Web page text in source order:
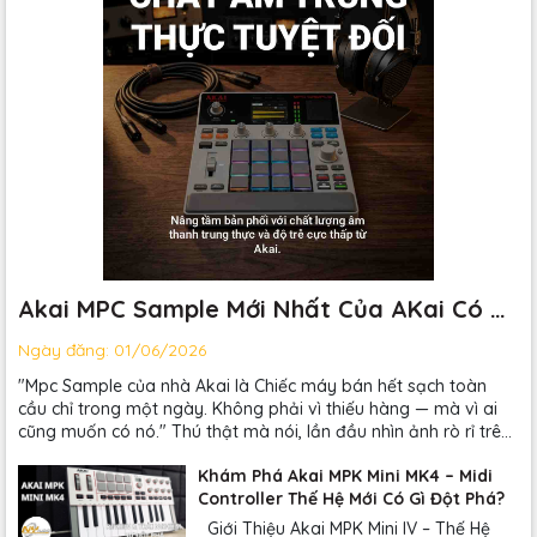
Akai MPC Sample Mới Nhất Của AKai Có Gì
Hot?
Ngày đăng: 01/06/2026
"Mpc Sample của nhà Akai là Chiếc máy bán hết sạch toàn
cầu chỉ trong một ngày. Không phải vì thiếu hàng — mà vì ai
cũng muốn có nó." Thú thật mà nói, lần đầu nhìn ảnh rò rỉ trên
Khám Phá Akai MPK Mini MK4 – Midi
Controller Thế Hệ Mới Có Gì Đột Phá?